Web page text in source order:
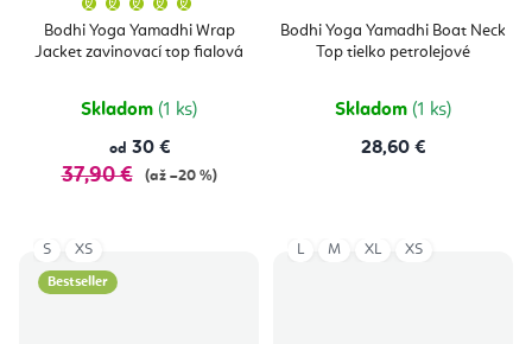
Bodhi Yoga Yamadhi Wrap
Jacket zavinovací top fialová
produktu
je
5,0
Skladom (1 ks)
od 30 €
37,90 € (až –20 %)
Bodhi Yoga Yamadhi Boat Neck
Top tielko petrolejové
Skladom (1 ks)
28,60 €
Bestseller
S XS L M XL XS